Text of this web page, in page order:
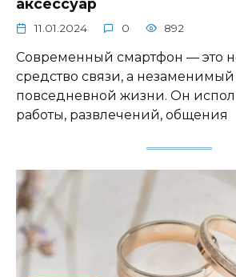
аксессуар
11.01.2024 0 892
Современный смартфон — это
средство связи, а
повседневной жизни. Он
работы, развлечений, общения